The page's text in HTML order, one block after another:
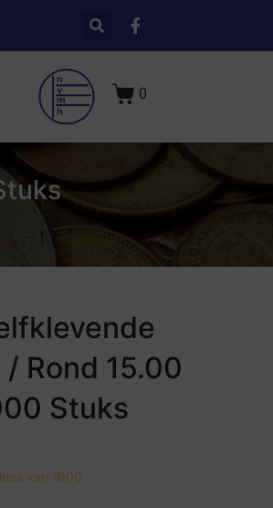
0
Rond 15.00
Stuks
van 1000